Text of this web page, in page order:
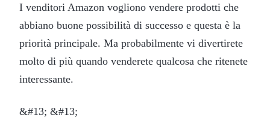
I venditori Amazon vogliono vendere prodotti che
abbiano buone possibilità di successo e questa è la
priorità principale. Ma probabilmente vi divertirete
molto di più quando venderete qualcosa che ritenete
interessante.
&#13; &#13;